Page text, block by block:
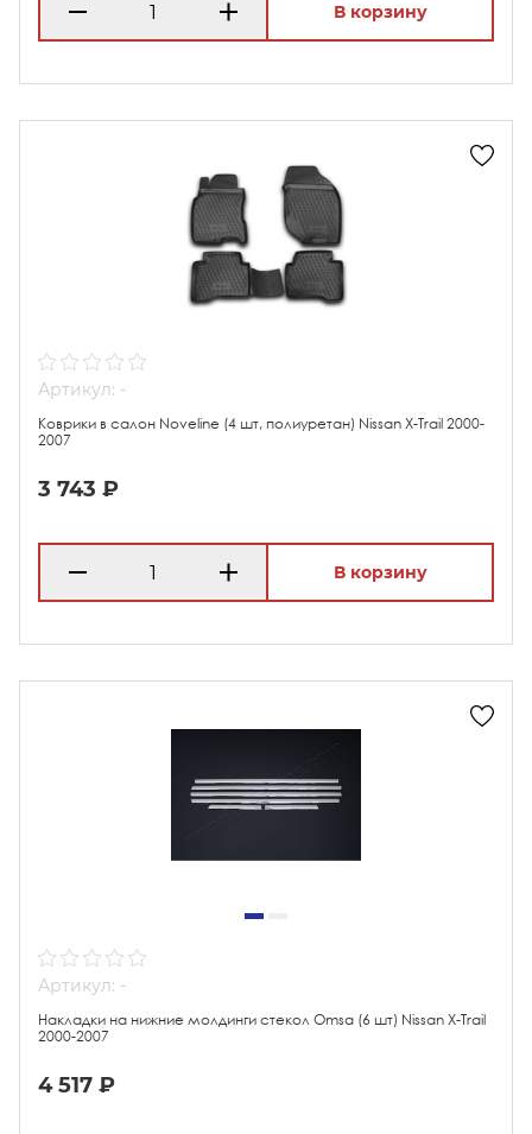
В корзину
Артикул: -
Коврики в салон Noveline (4 шт, полиуретан) Nissan X-Trail 2000-
2007
3 743 ₽
В корзину
Артикул: -
Накладки на нижние молдинги стекол Omsa (6 шт) Nissan X-Trail
2000-2007
4 517 ₽